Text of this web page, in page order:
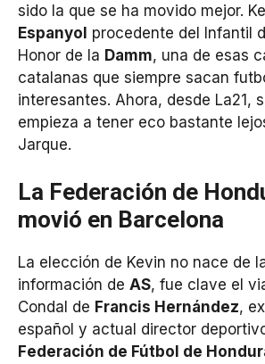
sido la que se ha movido mejor.
Espanyol procedente del Infantil
Honor de la Damm, una de esas
catalanas que siempre sacan
interesantes. Ahora, desde La21,
empieza a tener eco bastante
Jarque.
La Federación de
movió en Barcelona
La elección de Kevin no nace de
información de AS, fue clave el
Condal de Francis Hernández,
español y actual director
Federación de Fútbol de